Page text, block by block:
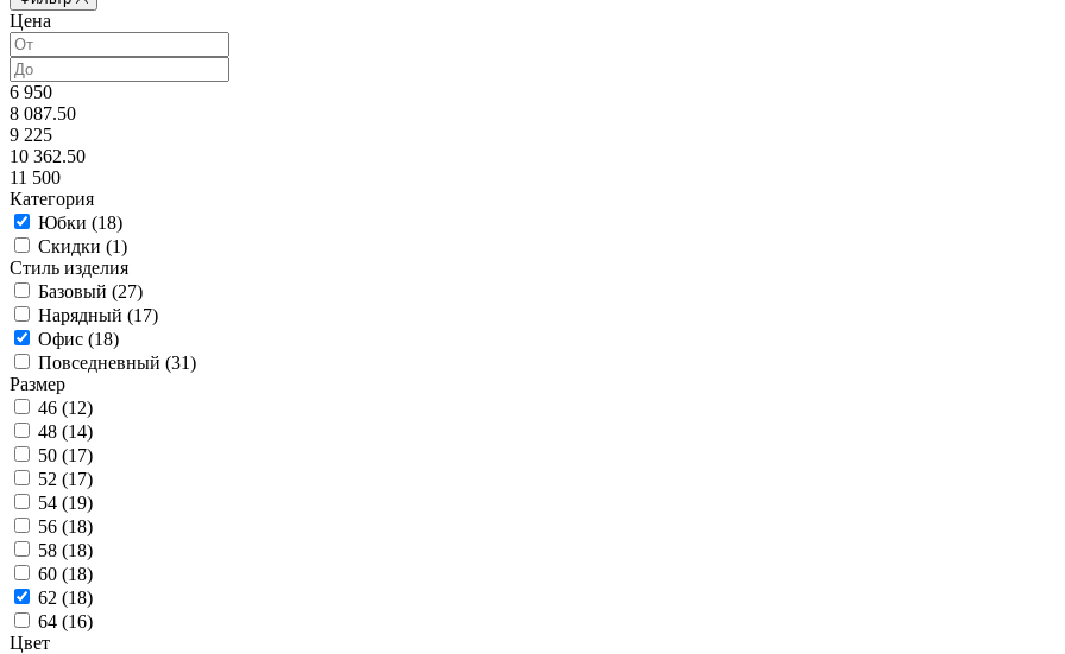
Цена
6 950
8 087.50
9 225
10 362.50
11 500
Категория
Юбки (18)
Скидки (1)
Стиль изделия
Базовый (27)
Нарядный (17)
Офис (18)
Повседневный (31)
Размер
46 (12)
48 (14)
50 (17)
52 (17)
54 (19)
56 (18)
58 (18)
60 (18)
62 (18)
64 (16)
Цвет